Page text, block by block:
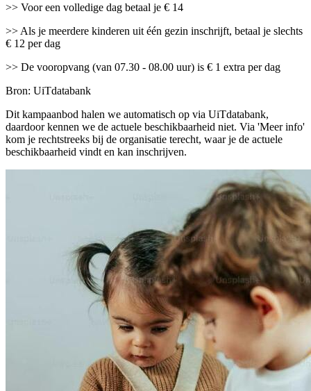
>> Voor een volledige dag betaal je € 14
>> Als je meerdere kinderen uit één gezin inschrijft, betaal je slechts
€ 12 per dag
>> De vooropvang (van 07.30 - 08.00 uur) is € 1 extra per dag
Bron: UiTdatabank
Dit kampaanbod halen we automatisch op via UiTdatabank,
daardoor kennen we de actuele beschikbaarheid niet. Via 'Meer info'
kom je rechtstreeks bij de organisatie terecht, waar je de actuele
beschikbaarheid vindt en kan inschrijven.